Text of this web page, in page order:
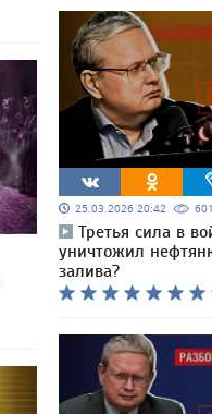
25.03.2026 20:42 601
Третья сила в
уничтожил
залива?